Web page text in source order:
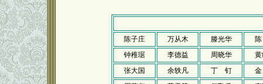
陈子庄 万从木 滕光华
钟稚琚
李德益 周晓华
黄
张大国
余轶凡 丁 钉